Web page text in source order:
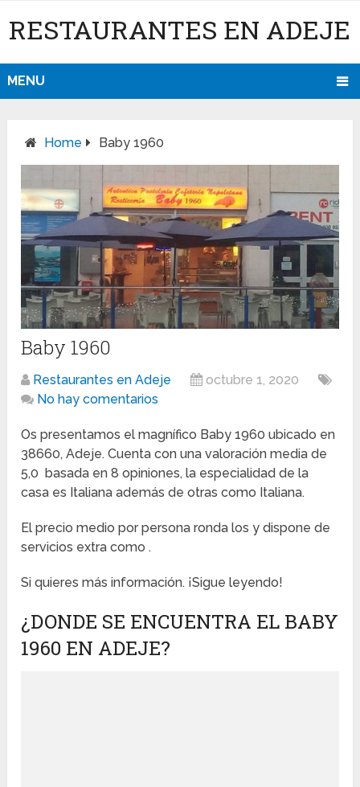
RESTAURANTES EN ADEJE
MENU
Home Baby 1960
Baby 1960
Restaurantes en Adeje
octubre 1, 2020
No hay comentarios
Os presentamos el magnífico Baby 1960 ubicado en
38660, Adeje. Cuenta con una valoración media de
5,0 basada en 8 opiniones, la especialidad de la
casa es Italiana además de otras como Italiana.
El precio medio por persona ronda los y dispone de
servicios extra como .
Si quieres más información. ¡Sigue leyendo!
¿DONDE SE ENCUENTRA EL BABY
1960 EN ADEJE?